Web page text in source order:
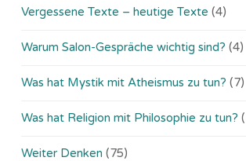
Vergessene Texte – heutige Texte (4)
Warum Salon-Gespräche wichtig sind? (4)
Was hat Mystik mit Atheismus zu tun? (7)
Was hat Religion mit Philosophie zu tun?
Weiter Denken (75)